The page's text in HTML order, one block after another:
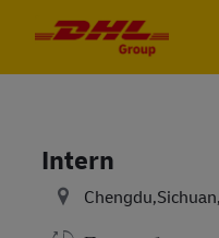
Intern